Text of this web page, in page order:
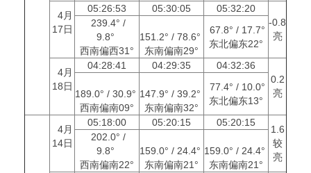
4月
17日
05:26:53 05:30:05
05:32:20
-0.8
亮
239.4° /
9.8°
西南偏西31°
151.2° / 78.6°
东南偏南29°
67.8° / 17.7°
东北偏东22°
4月
18日
04:28:41 04:29:35
04:32:36
0.2
亮
189.0° / 30.9°
西南偏南09°
147.9° / 39.2°
东南偏南32°
77.4° / 10.0°
东北偏东13°
4月
14日
05:18:00 05:20:15 05:20:15
1.6
较
亮
202.0° /
9.8°
西南偏南22°
159.0° / 24.4°
东南偏南21°
159.0° / 24.4°
东南偏南21°